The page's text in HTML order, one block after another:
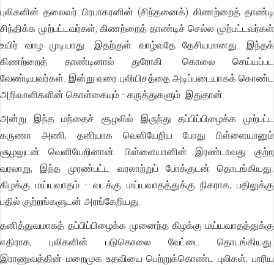
புலிகளின் தலைவர் பிரபாகரனின் (சிந்தனைக்) கிணற்றைத் தாண்டி
சிந்திக்க முற்பட்டவர்கள், கிணற்றைத் தாண்டிச் செல்ல முற்பட்டவர்கள்
உயிர் வாழ முடியாது. இதற்குள் வாழ்வதே தேசியமானது. இந்தக்
கிணற்றைத் தாண்டினால் துரோகி. கொலை செய்யப்பட
வேண்டியவர்கள். இன்று வரை புலியிசத்தை அடிப்படையாகக் கொண்ட
அறிவாளிகளின் கொள்கையும் - கருத்துகளும் இதுதான்.
அன்று இந்த மந்தைச் சூழலில் இருந்து தப்பிப்பிழைக்க முற்பட்ட
கருணா அணி, தனியாக வெளியேறிய போது பிள்ளையானும்
சூழலுடன் வெளியேறினான். பிள்ளையானின் இரண்டாவது குற்ற
வரலாறு, இந்த முரண்பட்ட வரலாற்றுப் போக்குடன் தொடங்கியது.
கிழக்கு மய்யவாதம் - வடக்கு மய்யவாதத்துக்கு நிகராக, பதிலுக்கு
பதில் குற்றங்களுடன் அரங்கேறியது.
தனித்துவமாகத் தப்பிப்பிழைக்க முனைந்த கிழக்கு மய்யவாதத்துக்கு
எதிராக, புலிகளின் படுகொலை வேட்டை தொடங்கியது.
இராணுவத்தின் மறைமுக உதவியை பெற்றுக்கொண்ட புலிகள், பாரிய